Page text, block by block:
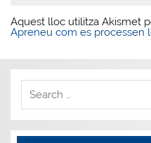
Aquest lloc utilitza Akismet
Apreneu com es processen